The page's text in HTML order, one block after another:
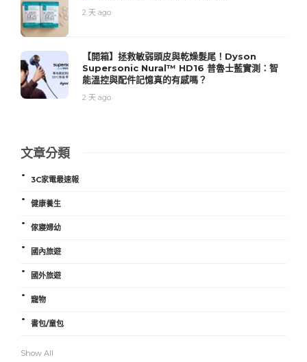
2 天 ago
【開箱】拯救敏弱頭皮與乾燥髮尾！Dyson
Supersonic Nural™ HD16 普魯士藍實測：智
能溫控與配件記憶真的有感嗎？
2 天 ago
文章分類
3C家電最速報
健康養生
傢寢婦幼
國內旅遊
國外旅遊
寵物
書包/童包
Show All